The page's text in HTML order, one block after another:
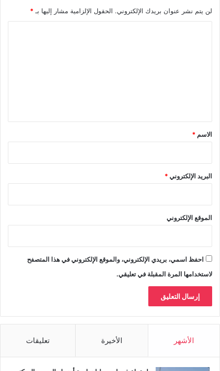
لن يتم نشر عنوان بريدك الإلكتروني. الحقول الإلزامية مشار إليها بـ *
*
الاسم *
البريد الإلكتروني*
الموقع الإلكتروني
احفظ اسمي، بريدي الإلكتروني، والموقع الإلكتروني في هذا المتصفح
لاستخدامها المرة المقبلة في تعليقي.
الأشهر الأخيرة تعليقات